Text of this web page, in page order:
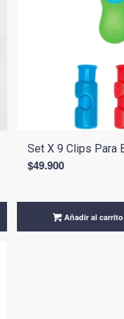
Set X 9 Clips Para
$49.900
Añadir al carrito